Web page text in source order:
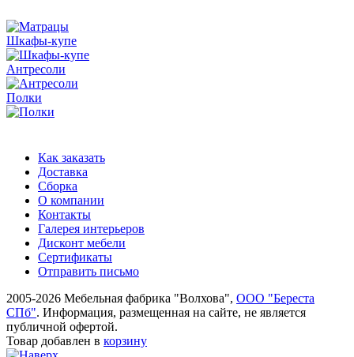
Шкафы-купе
Антресоли
Полки
Как заказать
Доставка
Сборка
О компании
Контакты
Галерея интерьеров
Дисконт мебели
Сертификаты
Отправить письмо
2005-2026 Мебельная фабрика "Волхова", ООО "Береста
СПб". Информация, размещенная на сайте, не является
публичной офертой.
Товар добавлен в корзину